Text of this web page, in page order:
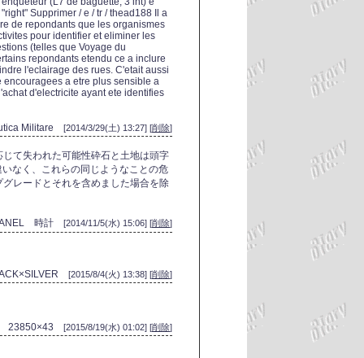
Supprimer / e / tr / thead188 Il a
de repondants que les organismes
pour identifier et eliminer les
(telles que Voyage du
repondants etendu ce a inclure
l'eclairage des rues. C'etait aussi
a etre plus sensible a
d'electricite ayant ete identifies
Militare [2014/3/29(土) 13:27] [削除]
て失われた可能性砕石と土地は頭字
なく、これらの同じようなことの危
レードとそれを含めました場合を除
時計 [2014/11/5(水) 15:06] [削除]
[2015/8/4(火) 13:38] [削除]
23850×43 [2015/8/19(水) 01:02] [削除]